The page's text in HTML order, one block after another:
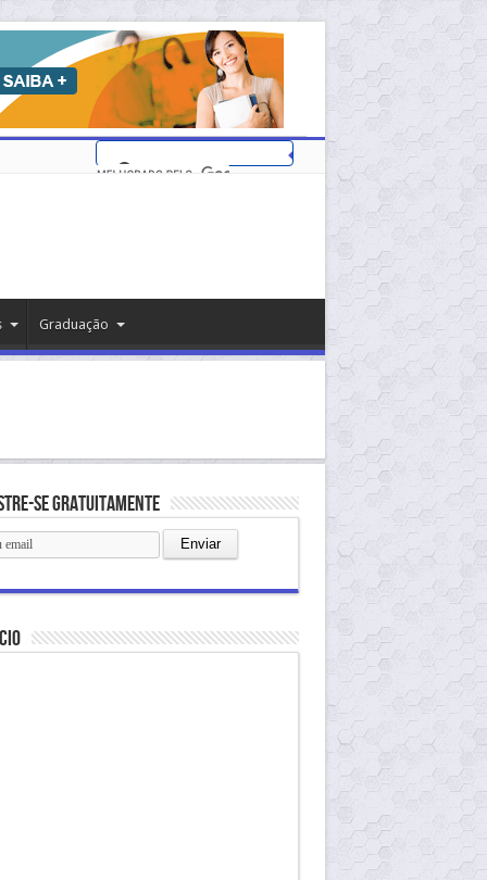
Graduação
se gratuitamente